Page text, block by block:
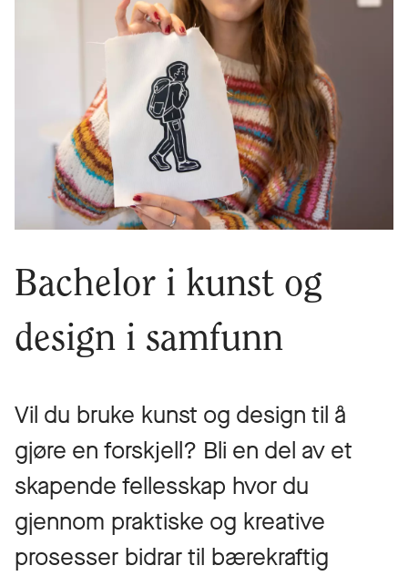
Bachelor i kunst og
design i samfunn
Vil du bruke kunst og design til å
gjøre en forskjell? Bli en del av et
skapende fellesskap hvor du
gjennom praktiske og kreative
prosesser bidrar til bærekraftig